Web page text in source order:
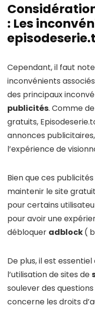
: Les
Cependant, il faut
inconvénients
des principaux
publicités. Comme
gratuits,
annonces
l’expérience de
Bien que ces
maintenir le site
pour certains
pour avoir une
débloquer adblock(
De plus, il est
l’utilisation de sites de
soulever des
concerne les droits